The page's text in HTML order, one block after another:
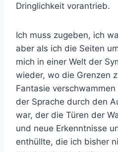
Dringlichkeit vorantrieb.
Ich muss zugeben, ich
aber als ich die Seiten
mich in einer Welt der
wieder, wo die Grenzen
Fantasie
der Sprache durch den
war, der die Türen der
und neue Erkenntnisse
enthüllte, die ich bisher